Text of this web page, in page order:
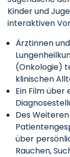
Kinder und
interaktiven
Ärztinnen
(Onkologie)
klinischen
Ein Film
Des
über
Rauchen,